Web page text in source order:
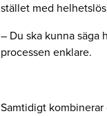
stället med
– Du ska kunna säga
processen enklare.
Samtidigt